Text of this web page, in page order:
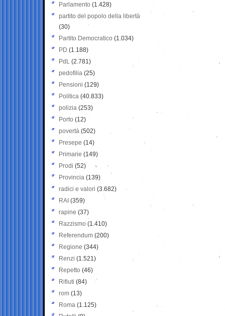
Parlamento (1.428)
partito del popolo della libertà
(30)
Partito Democratico (1.034)
PD (1.188)
PdL (2.781)
pedofilia (25)
Pensioni (129)
Politica (40.833)
polizia (253)
Porto (12)
povertà (502)
Presepe (14)
Primarie (149)
Prodi (52)
Provincia (139)
radici e valori (3.682)
RAI (359)
rapine (37)
Razzismo (1.410)
Referendum (200)
Regione (344)
Renzi (1.521)
Repetto (46)
Rifiuti (84)
rom (13)
Roma (1.125)